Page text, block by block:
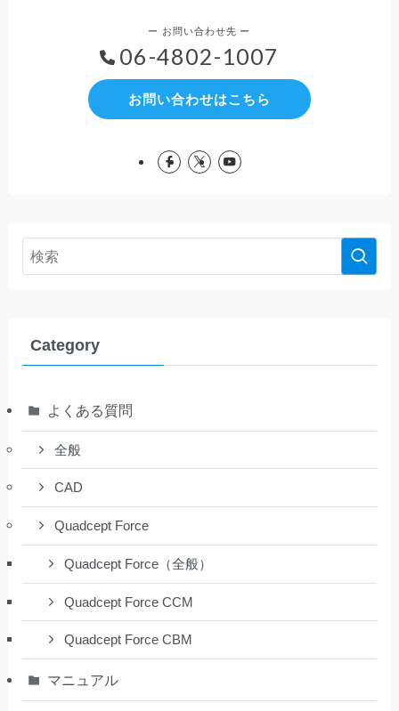
06-4802-1007
お問い合わせはこちら
Category
よくある質問
全般
CAD
Quadcept Force
Quadcept Force（全般）
Quadcept Force CCM
Quadcept Force CBM
マニュアル